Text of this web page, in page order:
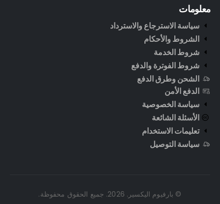
معلومات
سياسة الاسترجاع والاسترداد
الشروط والأحكام
شروط الخدمة
شروط الفوترة والدفع
الشحن وطرق الدفع
الدفع الأمن
سياسة الخصوصية
الأسئلة الشائعة
تعليمات الاستخدام
سياسة التوصيل
© بارفيوم اليكسير. 2026. جميع الحقوق محفوظة.